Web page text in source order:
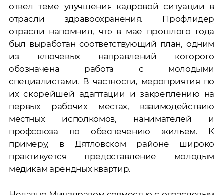
отвел теме улучшения кадровой ситуации в
отрасли здравоохранения. Профлидер
отрасли напомнил, что в мае прошлого года
был выработан соответствующий план, одним
из ключевых направлений которого
обозначена работа с молодыми
специалистами. В частности, мероприятия по
их скорейшей адаптации и закреплению на
первых рабочих местах, взаимодействию
местных исполкомов, нанимателей и
профсоюза по обеспечению жильем. К
примеру, в Дятловском районе широко
практикуется предоставление молодым
медикам арендных квартир.